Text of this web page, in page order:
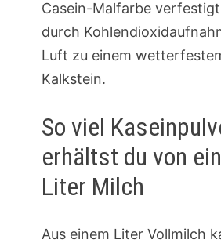
Casein-Malfarbe
durch
Luft zu einem
Kalkstein.
So viel
erhältst du von
Liter Milch
Aus einem Liter Vollmilch